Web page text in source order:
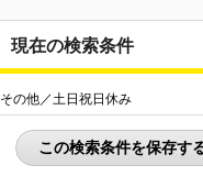
現在の検索条件
その他／土日祝日休み
この検索条件を保存す